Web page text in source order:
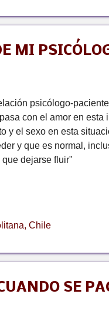
MI
psicólogo-
con el amor en esta
y el sexo en esta
y que es normal,
que dejarse
a ayudarla. Es
de un psicólogo es d...
Chile
SE